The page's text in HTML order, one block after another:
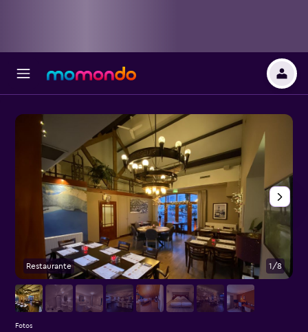
Restaurante 1/8
Fotos